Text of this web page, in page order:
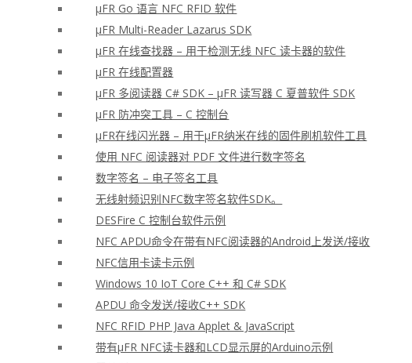
μFR Go 语言 NFC RFID 软件
μFR Multi-Reader Lazarus SDK
μFR 在线查找器 – 用于检测无线 NFC 读卡器的软件
μFR 在线配置器
μFR 多阅读器 C# SDK – μFR 读写器 C 夏普软件 SDK
μFR 防冲突工具 – C 控制台
μFR在线闪光器 – 用于μFR纳米在线的固件刷机软件工具
使用 NFC 阅读器对 PDF 文件进行数字签名
数字签名 – 电子签名工具
无线射频识别NFC数字签名软件SDK。
DESFire C 控制台软件示例
NFC APDU命令在带有NFC阅读器的Android上发送/接收
NFC信用卡读卡示例
Windows 10 IoT Core C++ 和 C# SDK
APDU 命令发送/接收C++ SDK
NFC RFID PHP Java Applet & JavaScript
带有μFR NFC读卡器和LCD显示屏的Arduino示例